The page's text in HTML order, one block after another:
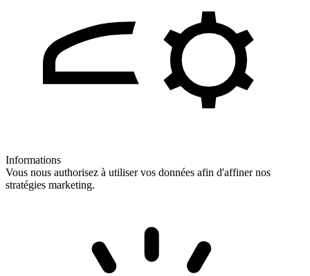
Informations
Vous nous authorisez à utiliser vos données afin d'affiner nos
stratégies marketing.